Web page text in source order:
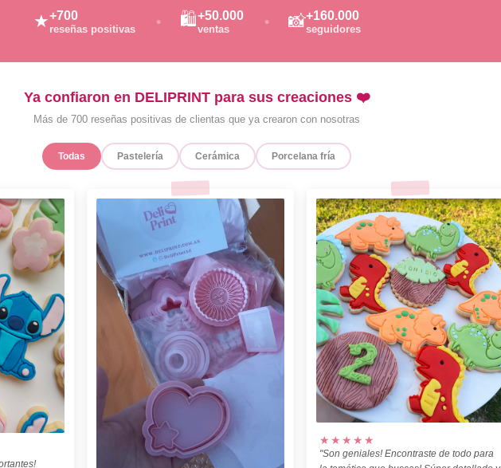
★+700
reseñas positivas 🛍️+50.000
ventas 📸+160.000
seguidores
Ya confiaron en DELIPRINT para sus creaciones ❤️
Más de 700 reseñas positivas de clientas que ya crearon con nosotras
Todas Pastelería Cerámica Porcelana fría
★★★★★
"Son geniales! Encontraste de todo para